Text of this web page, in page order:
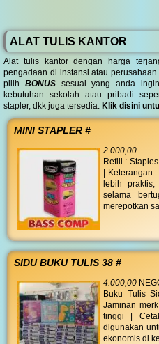
ALAT TULIS KANTOR
Alat tulis kantor dengan harga
pengadaan di instansi atau perusahaan
pilih BONUSsesuai yang anda
kebutuhan sekolah atau pribadi
stapler, dkk juga tersedia. Klik disini
MINI STAPLER #
2.000,00
Refill :
|
lebih
selama
merepotkan
SIDU BUKU TULIS 38 #
4.000,00
Buku Tulis
Jaminan
tinggi |
digunakan
ekonomis di